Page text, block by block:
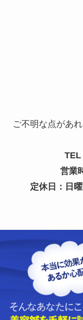
ご不明な点があ
TEL
営業
定休日：日